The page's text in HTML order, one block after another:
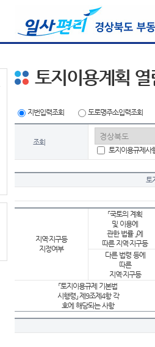
토지이용계획 열
지번입력조회 도로명주소입력조회
조회
토지이용규제사
토
지역·지구등
지정여부
「국토의 계획
및 이용에
관한 법률 」에
따른 지역·지구등
다른 법령 등에
따른
지역·지구등
「토지이용규제 기본법
시행령」 제9조제4항 각
호에 해당되는 사항